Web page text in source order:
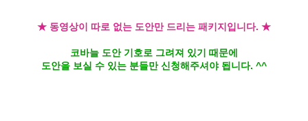
★ 동영상이 따로 없는 도안만 드리는 패키지입니다. ★
코바늘 도안 기호로 그려져 있기 때문에
도안을 보실 수 있는 분들만 신청해주셔야 됩니다. ^^